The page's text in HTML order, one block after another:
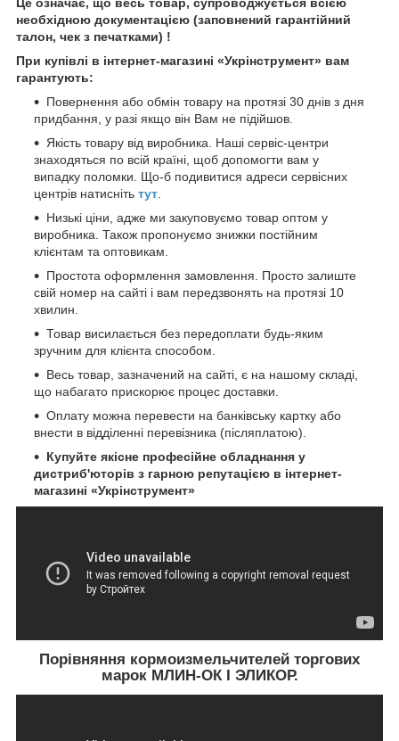
необхідною документацією (заповнений гарантійний
талон, чек з печатками) !
При купівлі в інтернет-магазині «Укрінструмент» вам
гарантують:
Повернення або обмін товару на протязі 30 днів з дня
придбання, у разі якщо він Вам не підійшов.
Якість товару від виробника. Наші сервіс-центри
знаходяться по всій країні, щоб допомогти вам у
випадку поломки. Що-б подивитися адреси сервісних
центрів натисніть тут
Низькі ціни, адже ми закуповуємо товар оптом у
виробника. Також пропонуємо знижки постійним
клієнтам та оптовикам.
Простота оформлення замовлення. Просто залиште
свій номер на сайті і вам передзвонять на протязі 10
хвилин.
Товар висилається без передоплати будь-яким
зручним для клієнта способом.
Весь товар, зазначений на сайті, є на нашому складі,
що набагато прискорює процес доставки.
Оплату можна перевести на банківську картку або
внести в відділенні перевізника (післяплатою).
Купуйте якісне професійне обладнання у
дистриб'юторів з гарною репутацією в інтернет-
магазині «Укрінструмент»
Порівняння кормоизмельчителей торгових
марок МЛИН-ОК І ЭЛИКОР.